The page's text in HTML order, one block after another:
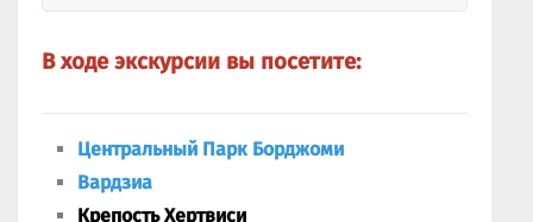
В ходе экскурсии вы посетите:
Центральный Парк Борджоми
Вардзиа
Крепость Хертвиси